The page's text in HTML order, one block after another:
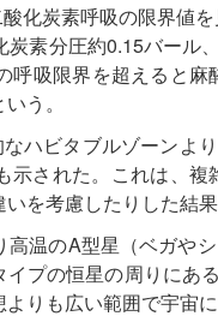
化炭素呼吸の限界値
素分圧約0.15バール
呼吸限界を超えると
う。
ハビタブルゾーンよ
示された。これは、
を考慮したりした結果
温のA型星（ベガや
プの恒星の周りにあ
りも広い範囲で宇宙